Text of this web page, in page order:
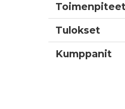
Toimenpiteet
Tulokset
Kumppanit